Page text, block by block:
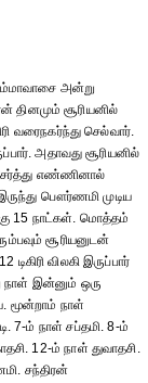
அன்று
தினமும் சூரியனில்
வரைநகர்ந்து செல்வார்.
அதாவது சூரியனில்
சேர்த்து எண்ணினால்
பௌர்ணமி முடிய
15 நாட்கள். மொத்தம்
சூரியனுடன்
விலகி இருப்பார்
இன்னும் ஒரு
மூன்றாம் நாள்
7-ம் நாள் சப்தமி. 8-ம்
12-ம் நாள் துவாதசி.
சந்திரன்